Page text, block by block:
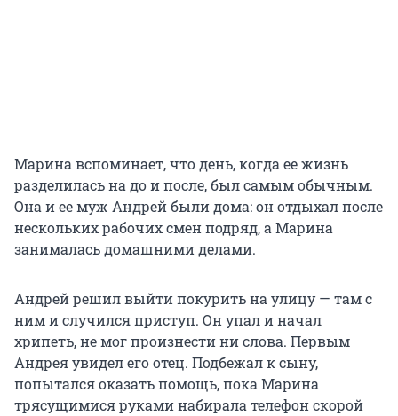
Марина вспоминает, что день, когда ее жизнь
разделилась на до и после, был самым обычным.
Она и ее муж Андрей были дома: он отдыхал после
нескольких рабочих смен подряд, а Марина
занималась домашними делами.
Андрей решил выйти покурить на улицу — там с
ним и случился приступ. Он упал и начал
хрипеть, не мог произнести ни слова. Первым
Андрея увидел его отец. Подбежал к сыну,
попытался оказать помощь, пока Марина
трясущимися руками набирала телефон скорой